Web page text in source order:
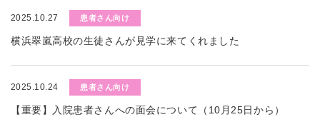
2025.10.27 患者さん向け
横浜翠嵐高校の生徒さんが見学に来てくれました
2025.10.24 患者さん向け
【重要】入院患者さんへの面会について（10月25日から）